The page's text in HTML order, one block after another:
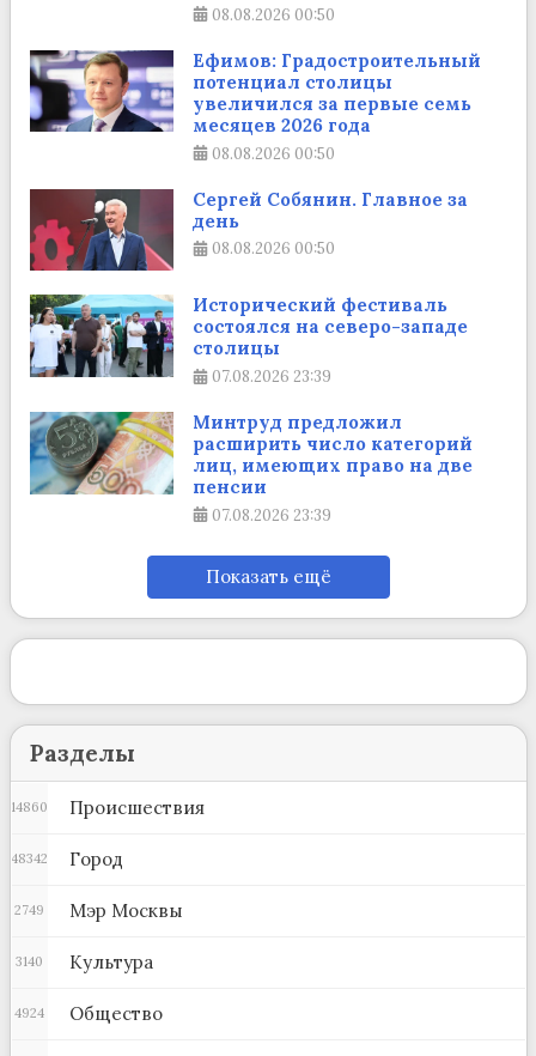
08.08.2026 00:50
Ефимов: Градостроительный
потенциал столицы
увеличился за первые семь
месяцев 2026 года
08.08.2026 00:50
Сергей Собянин. Главное за
день
08.08.2026 00:50
Исторический фестиваль
состоялся на северо-западе
столицы
07.08.2026 23:39
Минтруд предложил
расширить число категорий
лиц, имеющих право на две
пенсии
07.08.2026 23:39
Показать ещё
Разделы
Происшествия
14860
Город
48342
Мэр Москвы
2749
Культура
3140
Общество
4924